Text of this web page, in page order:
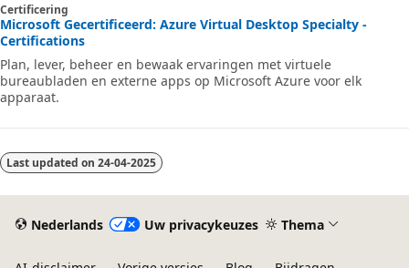
Certificering
Microsoft Gecertificeerd: Azure Virtual Desktop Specialty -
Certifications
Plan, lever, beheer en bewaak ervaringen met virtuele
bureaubladen en externe apps op Microsoft Azure voor elk
apparaat.
Last updated on 24-04-2025
Nederlands Uw privacykeuzes Thema